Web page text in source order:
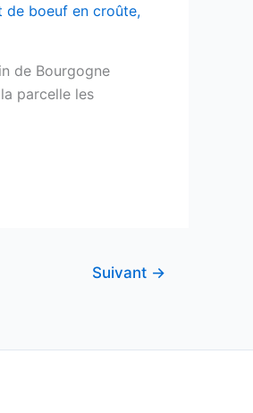
de boeuf en croûte,
de Bourgogne
parcelle les
Suivant →